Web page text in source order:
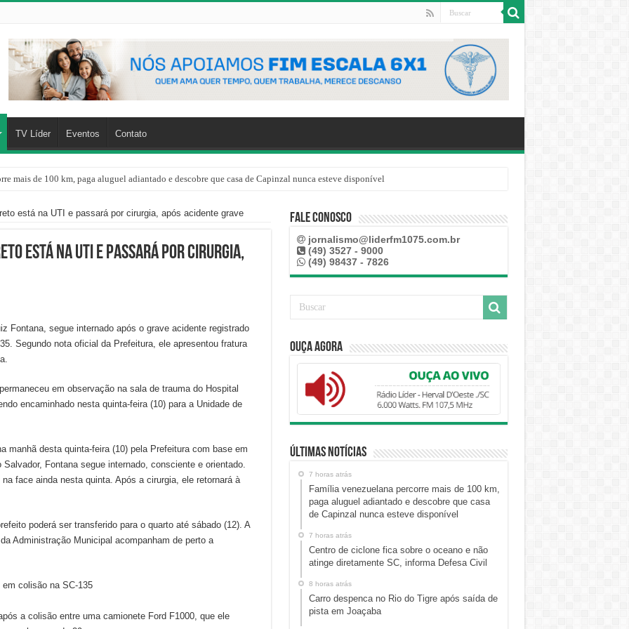
TV Líder Eventos Contato
mais de 100 km, paga aluguel adiantado e descobre que casa de Capinzal nunca esteve disponível
está na UTI e passará por cirurgia, após acidente grave
está na UTI e passará por cirurgia,
Fontana, segue internado após o grave acidente registrado
Segundo nota oficial da Prefeitura, ele apresentou fratura
em observação na sala de trauma do Hospital
encaminhado nesta quinta-feira (10) para a Unidade de
manhã desta quinta-feira (10) pela Prefeitura com base em
Fontana segue internado, consciente e orientado.
face ainda nesta quinta. Após a cirurgia, ele retornará à
poderá ser transferido para o quarto até sábado (12). A
Administração Municipal acompanham de perto a
a colisão entre uma camionete Ford F1000, que ele
Fale Conosco
jornalismo@liderfm1075.com.br
(49) 3527 - 9000
(49) 98437 - 7826
Ouça Agora
Últimas Notícias
7 horas atrás
Família venezuelana percorre mais de 100 km,
paga aluguel adiantado e descobre que casa
de Capinzal nunca esteve disponível
7 horas atrás
Centro de ciclone fica sobre o oceano e não
atinge diretamente SC, informa Defesa Civil
8 horas atrás
Carro despenca no Rio do Tigre após saída de
pista em Joaçaba